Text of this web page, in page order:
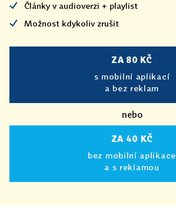
Články v audioverzi + playlist
Možnost kdykoliv zrušit
ZA 80 KČ
s mobilní aplikací
a bez reklam
nebo
ZA 40 KČ
bez mobilní aplikace
a s reklamou